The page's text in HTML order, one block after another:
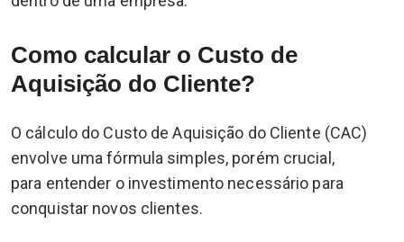
Como calcular o Custo de
Aquisição do Cliente?
O cálculo do Custo de Aquisição do Cliente (CAC)
envolve uma fórmula simples, porém crucial,
para entender o investimento necessário para
conquistar novos clientes.